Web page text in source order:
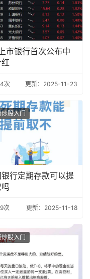
市银行首次公布中
次 更新：2025-11-23
炒股入门
行定期存款可以提
次 更新：2025-11-18
股入门